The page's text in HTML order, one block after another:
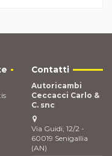
Contatti
Autoricambi
Ceccacci Carlo &
C. snc
Via Guidi, 12/2 -
60019 Senigallia
(AN)